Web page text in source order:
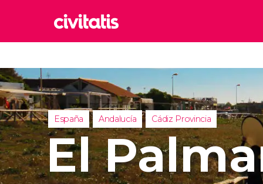
Italia
Reino
Reino
España Andalucía Cádiz Provincia
El